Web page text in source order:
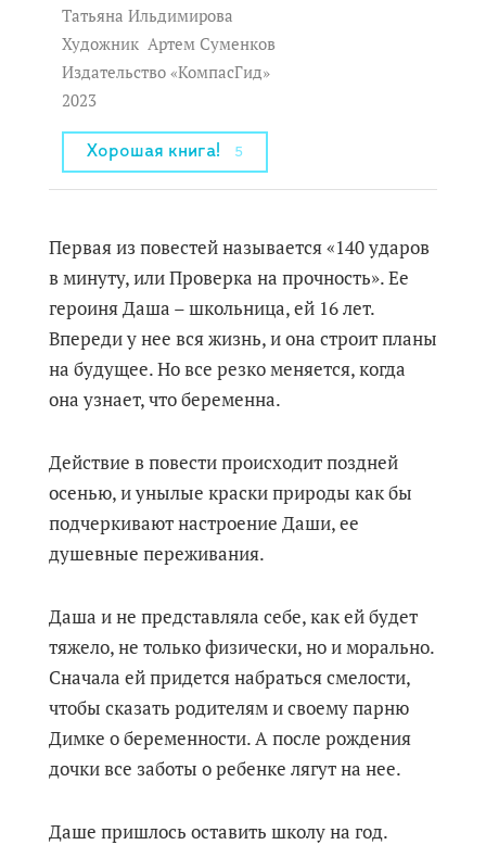
Татьяна Ильдимирова
Художник Артем Суменков
Издательство «КомпасГид»
2023
Хорошая книга! 5
Первая из повестей называется «140 ударов
в минуту, или Проверка на прочность». Ее
героиня Даша – школьница, ей 16 лет.
Впереди у нее вся жизнь, и она строит планы
на будущее. Но все резко меняется, когда
она узнает, что беременна.
Действие в повести происходит поздней
осенью, и унылые краски природы как бы
подчеркивают настроение Даши, ее
душевные переживания.
Даша и не представляла себе, как ей будет
тяжело, не только физически, но и морально.
Сначала ей придется набраться смелости,
чтобы сказать родителям и своему парню
Димке о беременности. А после рождения
дочки все заботы о ребенке лягут на нее.
Даше пришлось оставить школу на год.